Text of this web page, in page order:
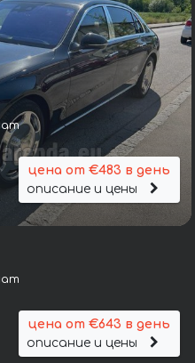
цена от €483 в день
описание и цены
цена от €643 в день
описание и цены